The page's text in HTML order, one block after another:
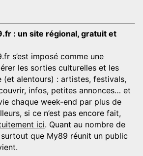
: un site régional, gratuit et
s’est imposé comme une
les sorties culturelles et les
(et alentours) : artistes, festivals,
infos, petites annonces… et
chaque week-end par plus de
si ce n’est pas encore fait,
ici. Quant au nombre de
que My89 réunit un public